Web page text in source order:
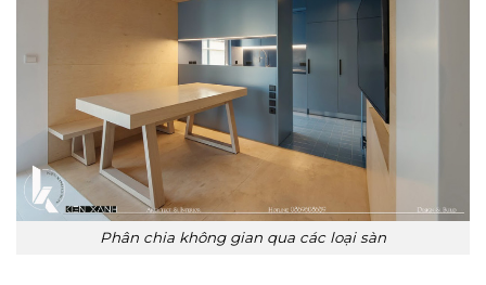
Phân chia không gian qua các loại sàn